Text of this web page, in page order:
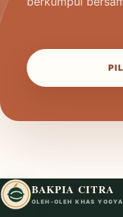
BAKPIA CITRA
OLEH-OLEH KHAS